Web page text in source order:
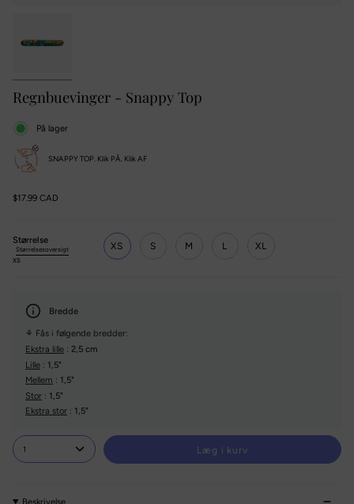
Regnbuevinger - Snappy Top
På lager
SNAPPY TOP. Klik PÅ. Klik AF
$17.99 CAD
Størrelse
Størrelsesoversigt
XS
XS S M L XL
Bredde
⚘ Fås i følgende bredder:
Ekstra lille : 2,5 cm
Lille : 1,5"
Mellem : 1,5"
Stor : 1,5"
Ekstra stor : 1,5"
1 Læg i kurv